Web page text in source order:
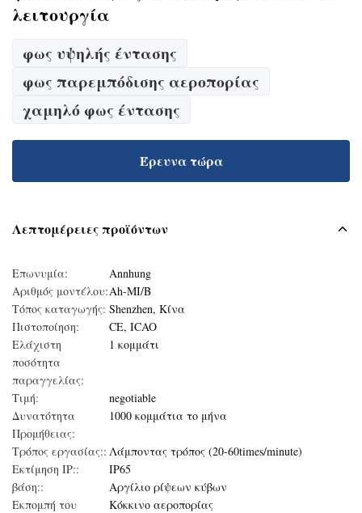
λειτουργία
φως υψηλής έντασης
φως παρεμπόδισης αεροπορίας
χαμηλό φως έντασης
Έρευνα τώρα
Λεπτομέρειες προϊόντων
Επωνυμία:
Annhung
Αριθμός μοντέλου:Ah-MI/B
Τόπος καταγωγής: Shenzhen, Κίνα
Πιστοποίηση:
CE, ICAO
Ελάχιστη
ποσότητα
παραγγελίας:
1 κομμάτι
Τιμή:
negotiable
Δυνατότητα
Προμήθειας:
1000 κομμάτια το μήνα
Τρόπος εργασίας:: Λάμποντας τρόπος (20-60times/minute)
Εκτίμηση IP::
IP65
βάση::
Αργίλιο ρίψεων κύβων
Εκπομπή του
Κόκκινο αεροπορίας